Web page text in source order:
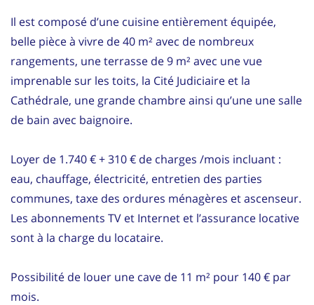
Il est composé d’une cuisine entièrement équipée,
belle pièce à vivre de 40 m² avec de nombreux
rangements, une terrasse de 9 m² avec une vue
imprenable sur les toits, la Cité Judiciaire et la
Cathédrale, une grande chambre ainsi qu’une une salle
de bain avec baignoire.
Loyer de 1.740 € + 310 € de charges /mois incluant :
eau, chauffage, électricité, entretien des parties
communes, taxe des ordures ménagères et ascenseur.
Les abonnements TV et Internet et l’assurance locative
sont à la charge du locataire.
Possibilité de louer une cave de 11 m² pour 140 € par
mois.